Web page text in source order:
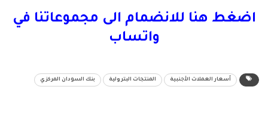
اضغط هنا للانضمام الى مجموعاتنا في
واتساب
أسعار العملات الأجنبية المنتجات البترولية بنك السودان المركزي